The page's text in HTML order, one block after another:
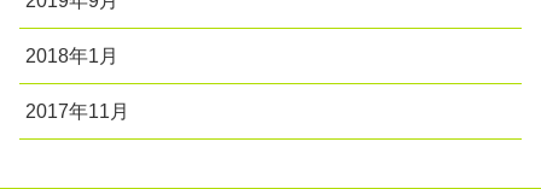
2018年1月
2017年11月